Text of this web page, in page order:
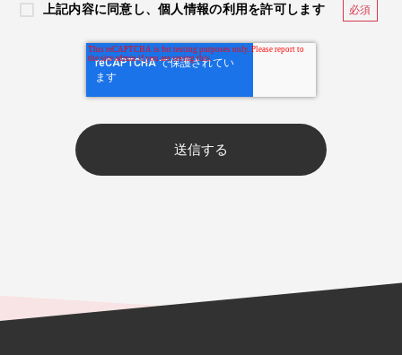
上記内容に同意し、個人情報の利用を許可します